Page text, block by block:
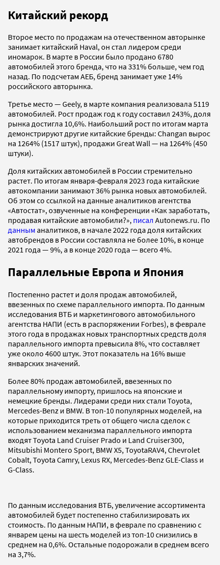
Китайский рекорд
Второе место по продажам на отечественном авторынке
занимает китайский Haval, он стал лидером среди
иномарок. В марте в России было продано 6780
автомобилей этого бренда, что на 331% больше, чем год
назад. По подсчетам АЕБ, бренд занимает уже 14%
российского авторынка.
Третье место — Geely, в марте компания реализовала 5119
автомобилей. Рост продаж год к году составил 243%, доля
рынка достигла 10,6%. Наибольший рост по итогам марта
демонстрируют другие китайские бренды: Changan вырос
на 1264% (1517 штук), продажи Great Wall — на 1264% (450
штуки).
Доля китайских автомобилей в России стремительно
растет. По итогам января-февраля 2023 года китайские
автокомпании занимают 36% рынка новых автомобилей.
Об этом со ссылкой на данные аналитиков агентства
«Автостат», озвученные на конференции «Как заработать,
продавая китайские автомобили?», писал Autonews.ru. По
данным аналитиков, в начале 2022 года доля китайских
автобрендов в России составляла не более 10%, в конце
2021 года — 9%, а в конце 2020 года — всего 4%.
Параллельные Европа и Япония
Постепенно растет и доля продаж автомобилей,
ввезенных по схеме параллельного импорта. По данным
исследования ВТБ и маркетингового автомобильного
агентства НАПИ (есть в распоряжении Forbes), в феврале
этого года в продажах новых транспортных средств доля
параллельного импорта превысила 8%, что составляет
уже около 4600 штук. Этот показатель на 16% выше
январских значений.
Более 80% продаж автомобилей, ввезенных по
параллельному импорту, пришлось на японские и
немецкие бренды. Лидерами среди них стали Toyota,
Mercedes-Benz и BMW. В топ-10 популярных моделей, на
которые приходится треть от общего числа сделок с
использованием механизма параллельного импорта
входят Toyota Land Cruiser Prado и Land Cruiser300,
Mitsubishi Montero Sport, BMW X5, ToyotaRAV4, Chevrolet
Cobalt, Toyota Camry, Lexus RX, Mercedes-Benz GLE-Class и
G-Class.
По данным исследования ВТБ, увеличение ассортимента
автомобилей будет постепенно стабилизировать их
стоимость. По данным НАПИ, в феврале по сравнению с
январем цены на шесть моделей из топ-10 снизились в
среднем на 0,6%. Остальные подорожали в среднем всего
на 3,7%.